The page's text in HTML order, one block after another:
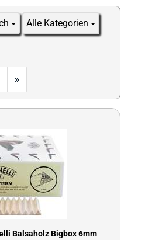
Alle Kategorien
»
Balsaholz Bigbox 6mm